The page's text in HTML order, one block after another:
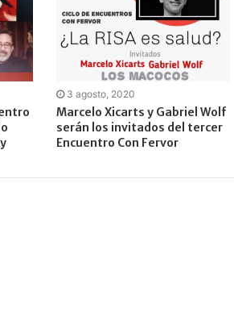
3 agosto, 2020
Marcelo Xicarts y Gabriel Wolf
serán los invitados del tercer
Encuentro Con Fervor